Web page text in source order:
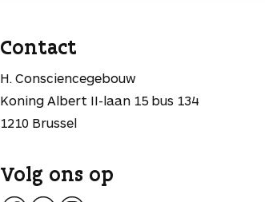
Contact
H. Consciencegebouw
Koning Albert II-laan 15 bus 134
1210 Brussel
Volg ons op